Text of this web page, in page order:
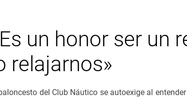
un honor ser un
relajarnos»
del Club Náutico se autoexige al